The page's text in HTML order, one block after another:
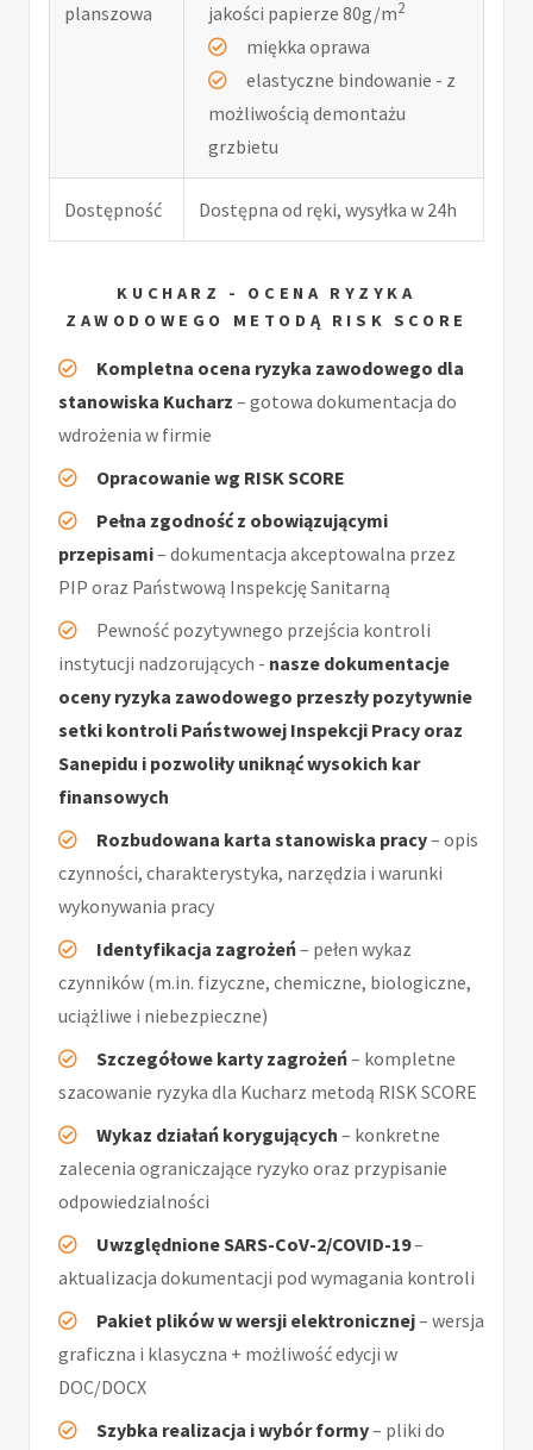
planszowa jakości papierze 80g/m2
miękka oprawa
elastyczne bindowanie - z
możliwością demontażu
grzbietu
Dostępność Dostępna od ręki, wysyłka w 24h
KUCHARZ - OCENA RYZYKA
ZAWODOWEGO METODĄ RISK SCORE
Kompletna ocena ryzyka zawodowego dla
stanowiska Kucharz – gotowa dokumentacja do
wdrożenia w firmie
Opracowanie wg RISK SCORE
Pełna zgodność z obowiązującymi
przepisami– dokumentacja akceptowalna przez
PIP oraz Państwową Inspekcję Sanitarną
Pewność pozytywnego przejścia kontroli
instytucji nadzorujących - nasze dokumentacje
oceny ryzyka zawodowego przeszły pozytywnie
setki kontroli Państwowej Inspekcji Pracy oraz
Sanepidu i pozwoliły uniknąć wysokich kar
finansowych
Rozbudowana karta stanowiska pracy– opis
czynności, charakterystyka, narzędzia i warunki
wykonywania pracy
Identyfikacja zagrożeń– pełen wykaz
czynników (m.in. fizyczne, chemiczne, biologiczne,
uciążliwe i niebezpieczne)
Szczegółowe karty zagrożeń– kompletne
szacowanie ryzyka dla Kucharz metodą RISK SCORE
Wykaz działań korygujących – konkretne
zalecenia ograniczające ryzyko oraz przypisanie
odpowiedzialności
Uwzględnione SARS-CoV-2/COVID-19–
aktualizacja dokumentacji pod wymagania kontroli
Pakiet plików w wersji elektronicznej– wersja
graficzna i klasyczna + możliwość edycji w
DOC/DOCX
Szybka realizacja i wybór formy– pliki do